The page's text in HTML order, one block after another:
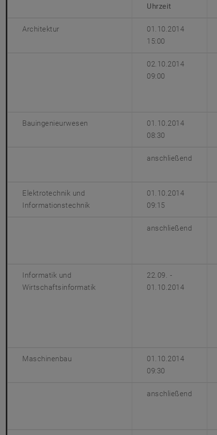
Uhrzeit
Architektur
01.10.2014
15:00
02.10.2014
09:00
Bauingenieurwesen
01.10.2014
08:30
anschließend
Elektrotechnik und
Informationstechnik
01.10.2014
09:15
anschließend
Informatik und
Wirtschaftsinformatik
22.09. -
01.10.2014
Maschinenbau
01.10.2014
09:30
anschließend